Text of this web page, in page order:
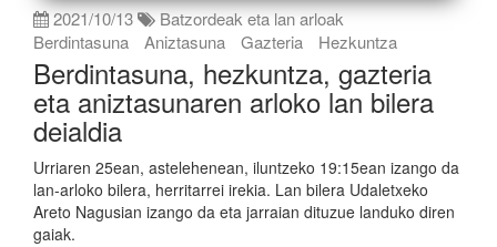
2021/10/13
Batzordeak eta lan arloak
Berdintasuna
Aniztasuna Gazteria Hezkuntza
Berdintasuna, hezkuntza, gazteria
eta aniztasunaren arloko lan bilera
deialdia
Urriaren 25ean, astelehenean, iluntzeko 19:15ean izango da
lan-arloko bilera, herritarrei irekia. Lan bilera Udaletxeko
Areto Nagusian izango da eta jarraian dituzue landuko diren
gaiak.